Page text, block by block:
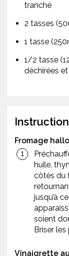
tranché
2 tasses
1 tasse
1/2 tasse
déchirées
Fromage
huile,
côtés du
jusqu’à
soient
Briser
Vinaigrette